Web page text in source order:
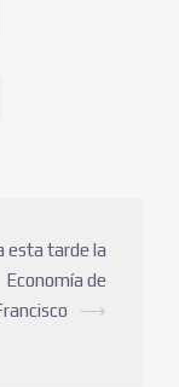
esta tarde la
Economía de
⟶